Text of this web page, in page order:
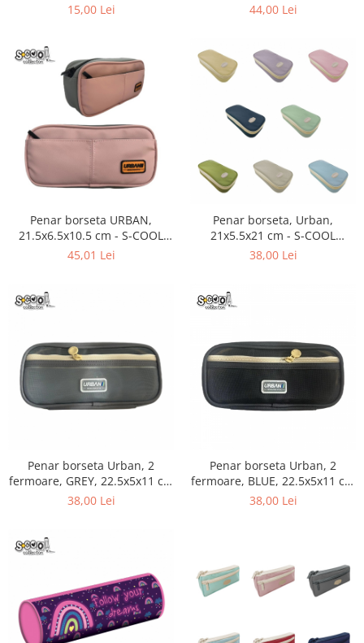
Hartie Quilling
Articole copii si cadouri
Penar 1 fermoar cu extensii
neechipat
Penar borseta neechipat
Penar 3 fermoare neechipat
Pensule
Pic si corectoare
Stilouri scolare
Sabloane scolare
Truse Geometrie, Rigle, Echere
Stampile copii
Panza de pictura
SC3118
15,00 Lei
COOL 2883
44,00 Lei
Penar borseta URBAN,
21.5x6.5x10.5 cm - S-COOL
2884/2882
45,01 Lei
Penar borseta, Urban,
21x5.5x21 cm - S-COOL
SC2578
38,00 Lei
Penar borseta Urban, 2
fermoare, GREY, 22.5x5x11 cm
- S-COOL SC2877
38,00 Lei
Penar borseta Urban, 2
fermoare, BLUE, 22.5x5x11 cm
- S-COOL SC2874
38,00 Lei